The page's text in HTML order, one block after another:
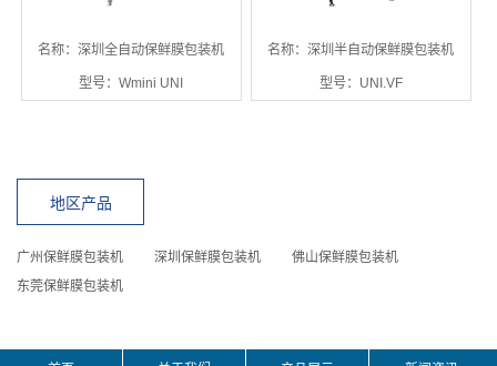
名称：深圳全自动保鲜膜包装机
型号：Wmini UNI
名称：深圳半自动保鲜膜包装机
型号：UNI.VF
地区产品
广州保鲜膜包装机 深圳保鲜膜包装机
佛山保鲜膜包装机
东莞保鲜膜包装机